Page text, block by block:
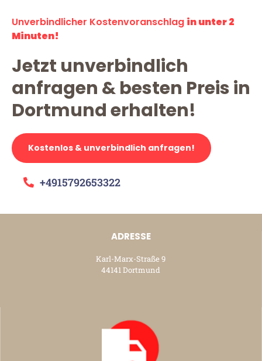
Unverbindlicher Kostenvoranschlag in unter 2
Minuten!
Jetzt unverbindlich
anfragen & besten Preis in
Dortmund erhalten!
Kostenlos & unverbindlich anfragen!
+4915792653322
ADRESSE
Karl-Marx-Straße 9
44141 Dortmund